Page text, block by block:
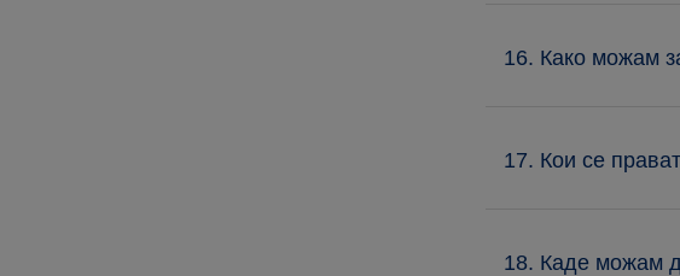
16. Како можам
17. Кои се
18. Каде можам